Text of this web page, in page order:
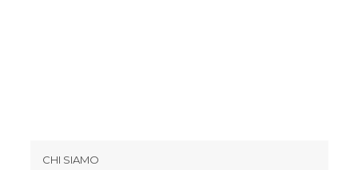
CHI SIAMO